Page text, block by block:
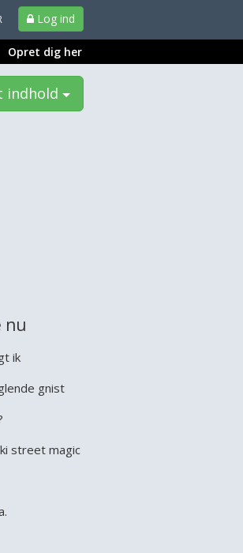
Log ind
Opret dig her
indhold
nu
ik
gnist
street magic